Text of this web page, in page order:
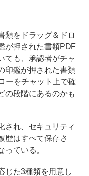
類をドラッグ＆ドロ
が押された書類PDF
ても、承認者がチャ
印鑑が押された書類
ーをチャット上で確
の段階にあるのかも
され、セキュリティ
歴はすべて保存さ
っている。
じた3種類を用意し